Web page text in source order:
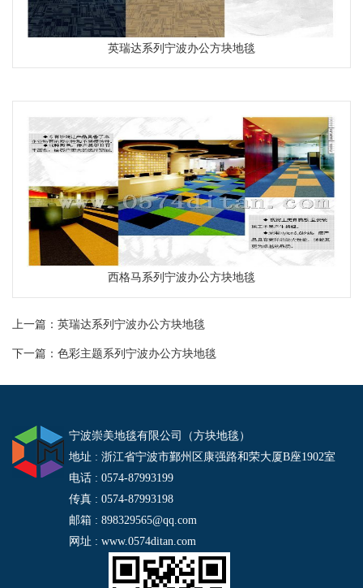
英瑞达系列宁波办公方块地毯
CM-H系列
西格马系列宁波办公方块地毯
CM-H系列
上一篇： 英瑞达系列宁波办公方块地毯
下一篇： 色彩主题系列宁波办公方块地毯
宁波崇美地毯有限公司（方块地毯）
地址 : 浙江省宁波市鄞州区康强路和荣大厦B座1902室
电话 : 0574-87993199
传真 : 0574-87993198
邮箱 : 898329565@qq.com
网址 : www.0574ditan.com